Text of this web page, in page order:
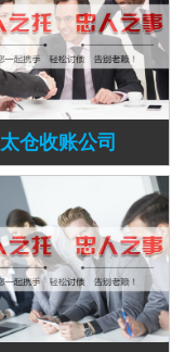
太仓收账公司